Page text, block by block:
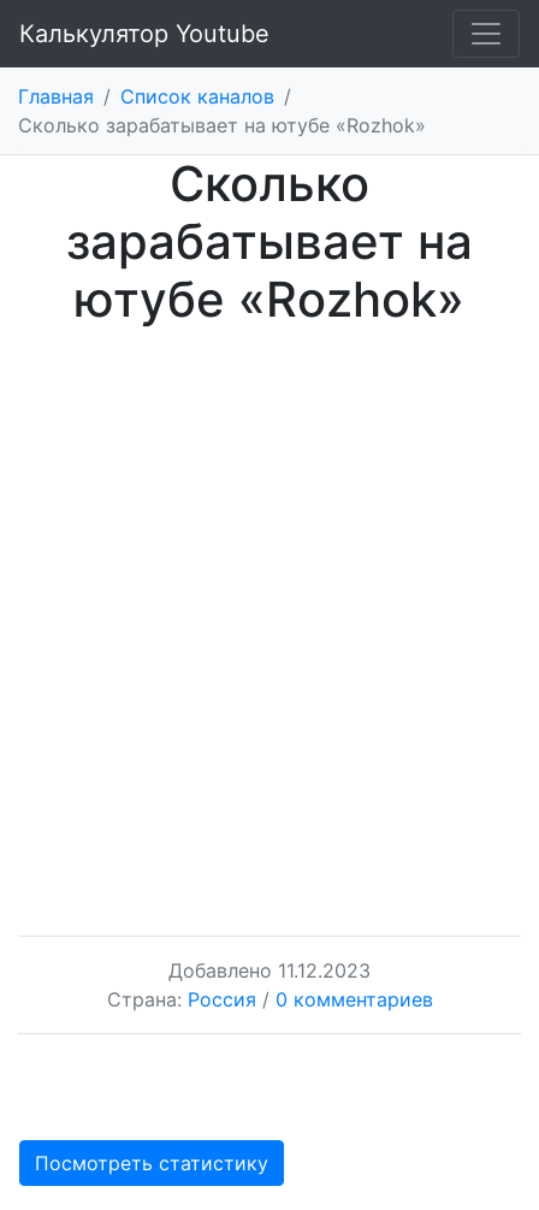
Калькулятор Youtube
Главная / Список каналов /
Cколько зарабатывает на ютубе «Rozhok»
Cколько
зарабатывает на
ютубе «Rozhok»
Добавлено 11.12.2023
Страна: Россия / 0 комментариев
Посмотреть статистику